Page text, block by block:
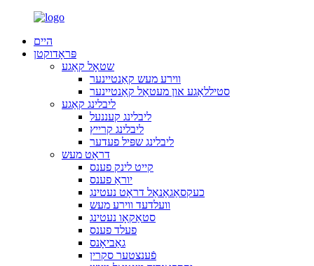
היים
פּראָדוקטן
שטאָל קאַגע
ווירע מעש קאַנטיינער
סטיללאַגע און מעטאַל קאַנטיינער
ליבלינג קאַגע
ליבלינג קעננעל
ליבלינג קרייץ
ליבלינג שפּיל פעדער
דראָט מעש
קייט לינק פענס
יוראַ פענס
כעקסאַגאַנאַל דראָט נעטינג
וועלדעד ווירע מעש
סטאַקאָו נעטינג
פעלד פענס
גאַביאָנס
פֿענצטער סקרין